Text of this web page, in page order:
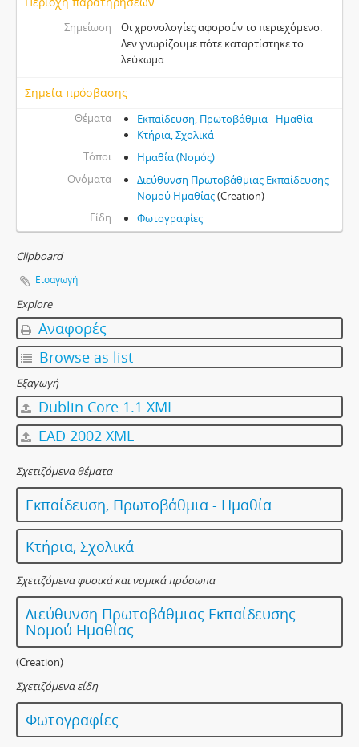
Σημείωση
Οι χρονολογίες αφορούν το περιεχόμενο.
Δεν γνωρίζουμε πότε καταρτίστηκε το
λεύκωμα.
Σημεία πρόσβασης
Θέματα
Εκπαίδευση, Πρωτοβάθμια - Ημαθία
Κτήρια, Σχολικά
Τόποι
Ημαθία (Νομός)
Ονόματα
Διεύθυνση Πρωτοβάθμιας Εκπαίδευσης
Νομού Ημαθίας(Creation)
Είδη
Φωτογραφίες
Clipboard
Εισαγωγή
Explore
Αναφορές
Browse as list
Εξαγωγή
Dublin Core 1.1 XML
EAD 2002 XML
Σχετιζόμενα θέματα
Εκπαίδευση, Πρωτοβάθμια - Ημαθία
Κτήρια, Σχολικά
Σχετιζόμενα φυσικά και νομικά πρόσωπα
Διεύθυνση Πρωτοβάθμιας Εκπαίδευσης
Νομού Ημαθίας
(Creation)
Σχετιζόμενα είδη
Φωτογραφίες